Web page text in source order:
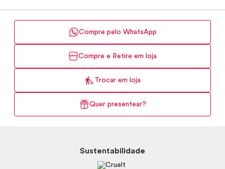
Compre pelo WhatsApp
Compre e Retire em loja
Trocar em loja
Quer presentear?
Sustentabilidade